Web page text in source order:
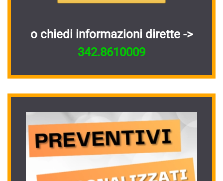
o chiedi informazioni dirette ->
342.8610009